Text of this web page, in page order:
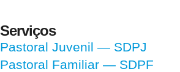
Serviços
Pastoral Juvenil — SDPJ
Pastoral Familiar — SDPF